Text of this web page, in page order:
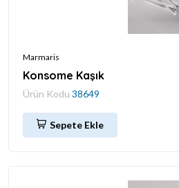
Marmaris
Konsome Kaşık
Ürün Kodu 38649
Sepete Ekle